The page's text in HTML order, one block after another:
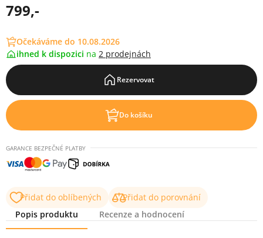
799,-
Očekáváme do 10.08.2026
ihned k dispozici na 2 prodejnách
Rezervovat
Do košíku
GARANCE BEZPEČNÉ PLATBY
Přidat do oblíbených
Přidat do porovnání
Popis produktu
Recenze a hodnocení